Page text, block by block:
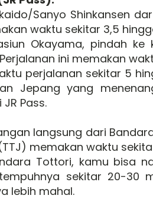
Sanyo Shinkansen
waktu sekitar 3,5
Okayama, pindah ke
ini memakan
perjalanan sekitar 5
Jepang yang
Pass.
langsung dari
memakan waktu
Tottori, kamu bisa
sekitar 20-30
lebih mahal.